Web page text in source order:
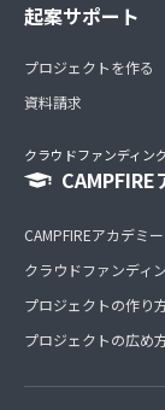
起案サポート
プロジェクトを作る
資料請求
クラウドファンディン
CAMPFIRE
CAMPFIREアカデミ
クラウドファンディ
プロジェクトの作り
プロジェクトの広め